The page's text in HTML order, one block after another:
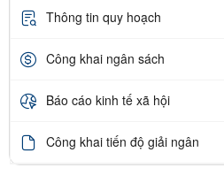
Thông tin quy hoạch
Công khai ngân sách
Báo cáo kinh tế xã hội
Công khai tiến độ giải ngân